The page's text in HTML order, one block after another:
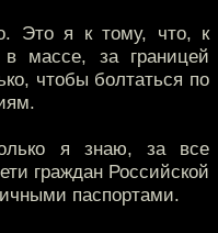
Это я к тому, что, к
массе, за границей
чтобы болтаться по
я знаю, за все
граждан Российской
паспортами.